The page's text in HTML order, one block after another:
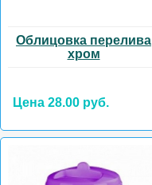
Облицовка перелива
хром
Цена 28.00 руб.